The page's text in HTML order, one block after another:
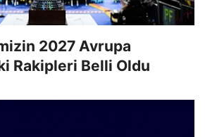
2027 Avrupa
Rakipleri Belli Oldu